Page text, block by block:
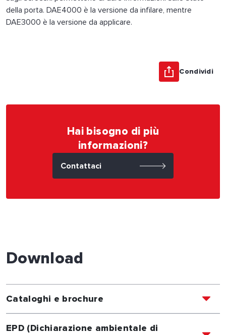
della porta. DAE4000 è la versione da infilare, mentre
DAE3000 è la versione da applicare.
Condividi
Hai bisogno di più
informazioni?
Contattaci
Download
Cataloghi e brochure
EPD (Dichiarazione ambientale di